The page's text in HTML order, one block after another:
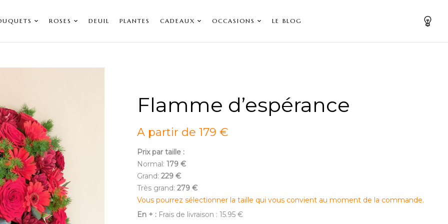
ROSES DEUIL PLANTES CADEAUX OCCASIONS LE BLOG
Flamme d’espérance
A partir de 179 €
Prix par taille :
Normal: 179 €
Grand: 229 €
Très grand: 279 €
Vous pourrez sélectionner la taille qui vous convient au moment de la commande.
En + : Frais de livraison : 15.95 €